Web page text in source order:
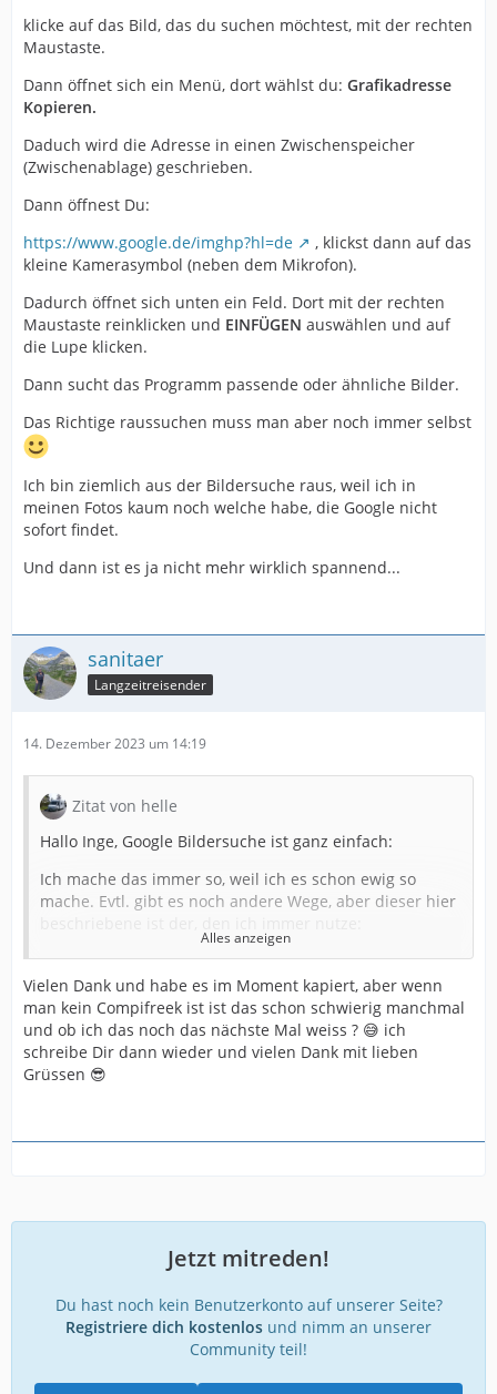
klicke auf das Bild, das du suchen möchtest, mit der rechten
Maustaste.
Dann öffnet sich ein Menü, dort wählst du: Grafikadresse
Kopieren.
Daduch wird die Adresse in einen Zwischenspeicher
(Zwischenablage) geschrieben.
Dann öffnest Du:
https://www.google.de/imghp?hl=de
, klickst dann auf das
kleine Kamerasymbol (neben dem Mikrofon).
Dadurch öffnet sich unten ein Feld. Dort mit der rechten
Maustaste reinklicken und EINFÜGEN auswählen und auf
die Lupe klicken.
Dann sucht das Programm passende oder ähnliche Bilder.
Das Richtige raussuchen muss man aber noch immer selbst
Ich bin ziemlich aus der Bildersuche raus, weil ich in
meinen Fotos kaum noch welche habe, die Google nicht
sofort findet.
Und dann ist es ja nicht mehr wirklich spannend...
sanitaer
Langzeitreisender
14. Dezember 2023 um 14:19
Zitat von helle
Hallo Inge, Google Bildersuche ist ganz einfach:
Ich mache das immer so, weil ich es schon ewig so
mache. Evtl. gibt es noch andere Wege, aber dieser hier
klicke auf das Bild, das du suchen möchtest, mit der
rechten Maustaste.
Dann öffnet sich ein Menü, dort wählst du:
Grafikadresse Kopieren.
Daduch wird die Adresse in einen Zwischenspeicher
Dann öffnest Du:
Maustaste reinklicken undEINFÜGENauswählen und
Dann sucht das Programm passende oder ähnliche
Bilder.
Das Richtige raussuchen muss man aber noch immer
Alles anzeigen
Vielen Dank und habe es im Moment kapiert, aber wenn
man kein Compifreek ist ist das schon schwierig manchmal
und ob ich das noch das nächste Mal weiss ? 😅 ich
schreibe Dir dann wieder und vielen Dank mit lieben
Grüssen 😎
Jetzt mitreden!
Du hast noch kein Benutzerkonto auf unserer Seite?
Registriere dich kostenlos und nimm an unserer
Community teil!